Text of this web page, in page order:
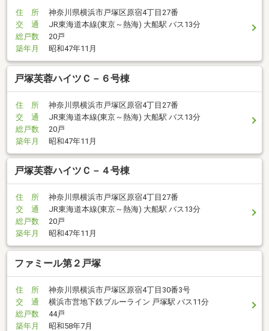
住 所
神奈川県横浜市戸塚区原宿4丁目27番
交 通
JR東海道本線(東京～熱海) 大船駅 バス13分
総戸数
20戸
築年月
昭和47年11月
戸塚芙蓉ハイツＣ－６号棟
住 所
神奈川県横浜市戸塚区原宿4丁目27番
交 通
JR東海道本線(東京～熱海) 大船駅 バス13分
総戸数
20戸
築年月
昭和47年11月
戸塚芙蓉ハイツＣ－４号棟
住 所
神奈川県横浜市戸塚区原宿4丁目27番
交 通
JR東海道本線(東京～熱海) 大船駅 バス13分
総戸数
20戸
築年月
昭和47年11月
ファミール第２戸塚
住 所
神奈川県横浜市戸塚区原宿4丁目30番3号
交 通
横浜市営地下鉄ブルーライン 戸塚駅 バス11分
総戸数
44戸
築年月
昭和58年7月